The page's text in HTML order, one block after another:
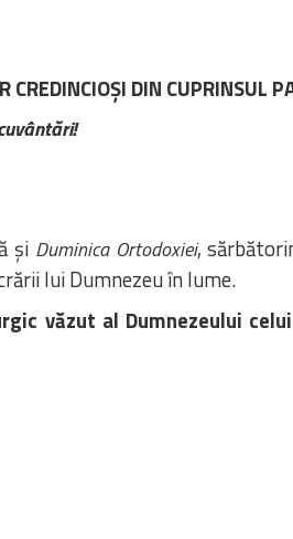
DIN CUPRINSUL
și Duminica Ortodoxiei,
lui Dumnezeu în lume.
văzut al Dumnezeului